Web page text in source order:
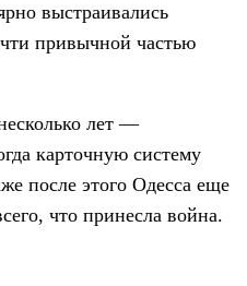
выстраивались
привычной частью
лет —
карточную систему
после этого Одесса еще
что принесла война.